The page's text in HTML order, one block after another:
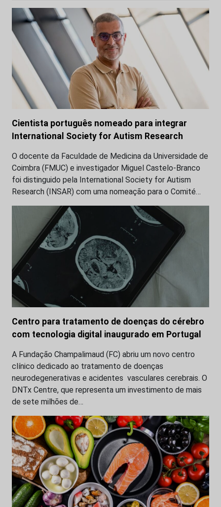
Cientista português nomeado para integrar
International Society for Autism Research
O docente da Faculdade de Medicina da Universidade de
Coimbra (FMUC) e investigador Miguel Castelo-Branco
foi distinguido pela International Society for Autism
Research (INSAR) com uma nomeação para o Comité…
Centro para tratamento de doenças do cérebro
com tecnologia digital inaugurado em Portugal
A Fundação Champalimaud (FC) abriu um novo centro
clínico dedicado ao tratamento de doenças
neurodegenerativas e acidentes vasculares cerebrais. O
DNTx Centre, que representa um investimento de mais
de sete milhões de…